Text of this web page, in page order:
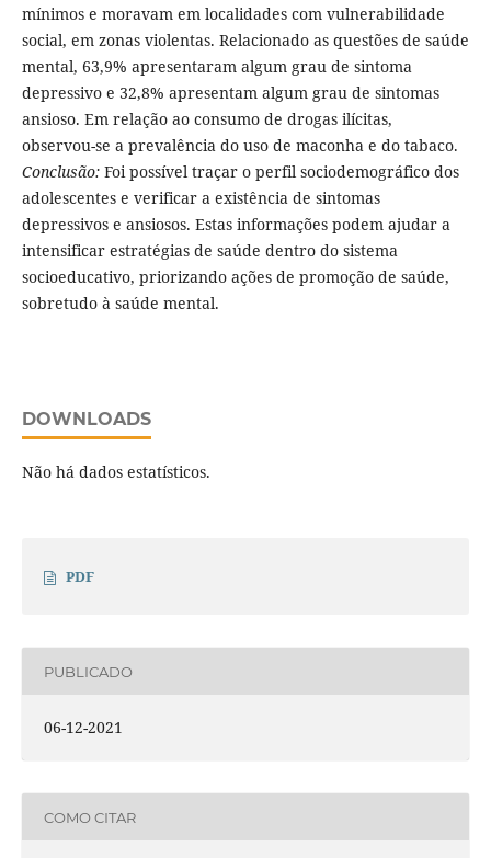
mínimos e moravam em localidades com vulnerabilidade
social, em zonas violentas. Relacionado as questões de saúde
mental, 63,9% apresentaram algum grau de sintoma
depressivo e 32,8% apresentam algum grau de sintomas
ansioso. Em relação ao consumo de drogas ilícitas,
observou-se a prevalência do uso de maconha e do tabaco.
Conclusão:Foi possível traçar o perfil sociodemográfico dos
adolescentes e verificar a existência de sintomas
depressivos e ansiosos. Estas informações podem ajudar a
intensificar estratégias de saúde dentro do sistema
socioeducativo, priorizando ações de promoção de saúde,
sobretudo à saúde mental.
DOWNLOADS
Não há dados estatísticos.
PDF
PUBLICADO
06-12-2021
COMO CITAR